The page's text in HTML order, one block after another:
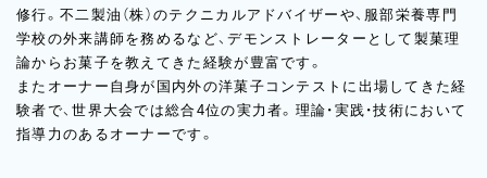
修行。不二製油（株）のテクニカルアドバイザーや、服部栄養専門
学校の外来講師を務めるなど、デモンストレーターとして製菓理
論からお菓子を教えてきた経験が豊富です。
またオーナー自身が国内外の洋菓子コンテストに出場してきた経
験者で、世界大会では総合4位の実力者。理論・実践・技術において
指導力のあるオーナーです。